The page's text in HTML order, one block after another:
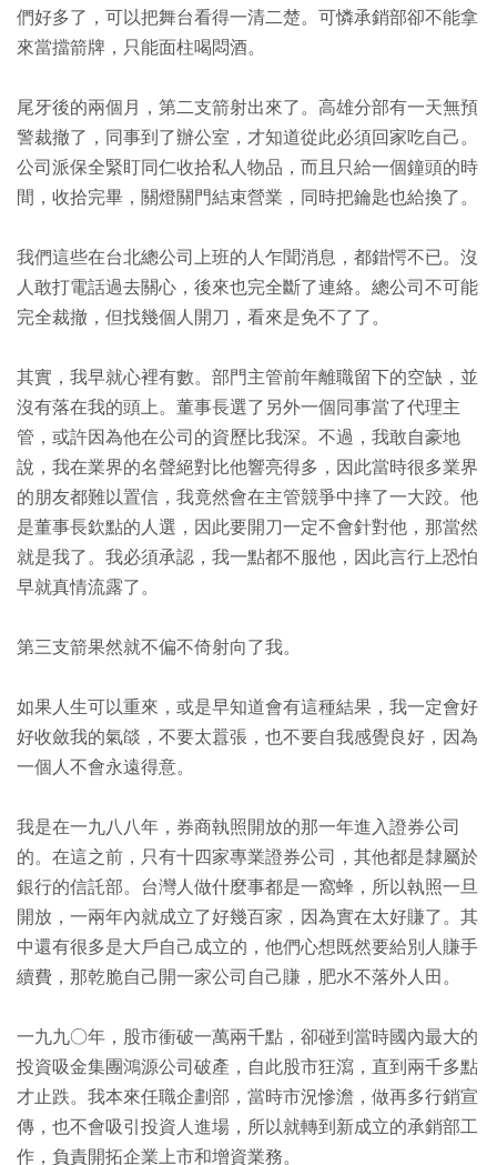
們好多了，可以把舞台看得一清二楚。可憐承銷部卻不能拿
來當擋箭牌，只能面柱喝悶酒。
尾牙後的兩個月，第二支箭射出來了。高雄分部有一天無預
警裁撤了，同事到了辦公室，才知道從此必須回家吃自己。
公司派保全緊盯同仁收拾私人物品，而且只給一個鐘頭的時
間，收拾完畢，關燈關門結束營業，同時把鑰匙也給換了。
我們這些在台北總公司上班的人乍聞消息，都錯愕不已。沒
人敢打電話過去關心，後來也完全斷了連絡。總公司不可能
完全裁撤，但找幾個人開刀，看來是免不了了。
其實，我早就心裡有數。部門主管前年離職留下的空缺，並
沒有落在我的頭上。董事長選了另外一個同事當了代理主
管，或許因為他在公司的資歷比我深。不過，我敢自豪地
說，我在業界的名聲絕對比他響亮得多，因此當時很多業界
的朋友都難以置信，我竟然會在主管競爭中摔了一大跤。他
是董事長欽點的人選，因此要開刀一定不會針對他，那當然
就是我了。我必須承認，我一點都不服他，因此言行上恐怕
早就真情流露了。
第三支箭果然就不偏不倚射向了我。
如果人生可以重來，或是早知道會有這種結果，我一定會好
好收斂我的氣燄，不要太囂張，也不要自我感覺良好，因為
一個人不會永遠得意。
我是在一九八八年，券商執照開放的那一年進入證券公司
的。在這之前，只有十四家專業證券公司，其他都是隸屬於
銀行的信託部。台灣人做什麼事都是一窩蜂，所以執照一旦
開放，一兩年內就成立了好幾百家，因為實在太好賺了。其
中還有很多是大戶自己成立的，他們心想既然要給別人賺手
續費，那乾脆自己開一家公司自己賺，肥水不落外人田。
一九九○年，股市衝破一萬兩千點，卻碰到當時國內最大的
投資吸金集團鴻源公司破產，自此股市狂瀉，直到兩千多點
才止跌。我本來任職企劃部，當時市況慘澹，做再多行銷宣
傳，也不會吸引投資人進場，所以就轉到新成立的承銷部工
作，負責開拓企業上市和增資業務。